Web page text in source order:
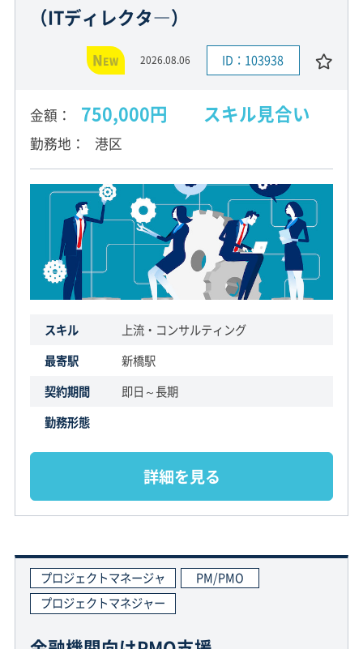
（ITディレクタ―）
NEW 2026.08.06 ID：103938
金額 750,000円 スキル見合い
勤務地 港区
スキル
上流・コンサルティング
最寄駅
新橋駅
契約期間
即日～長期
勤務形態
詳細を見る
プロジェクトマネージャ
PM/PMO
プロジェクトマネジャー